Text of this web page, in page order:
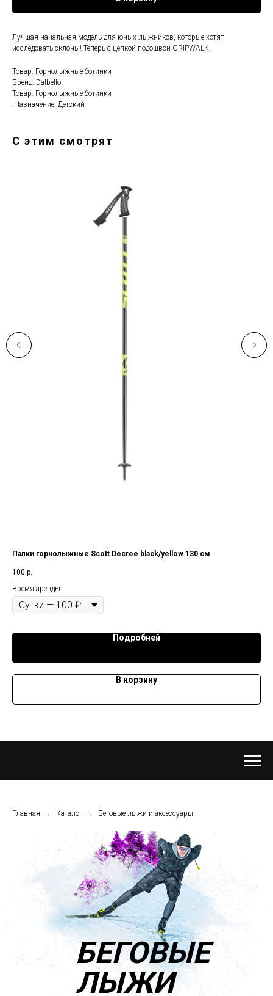
Лучшая начальная модель для юных лыжников, которые хотят
исследовать склоны! Теперь с цепкой подошвой GRIPWALK.
Товар: Горнолыжные ботинки
Бренд: Dalbello
Товар: Горнолыжные ботинки
.Назначение: Детский
С этим смотрят
Палки горнолыжные Scott Decree black/yellow 130 см
100 р.
Время аренды
Подробней
В корзину
Главная → Каталог → Беговые лыжи и аксессуары
БЕГОВЫЕ
ЛЫЖИ